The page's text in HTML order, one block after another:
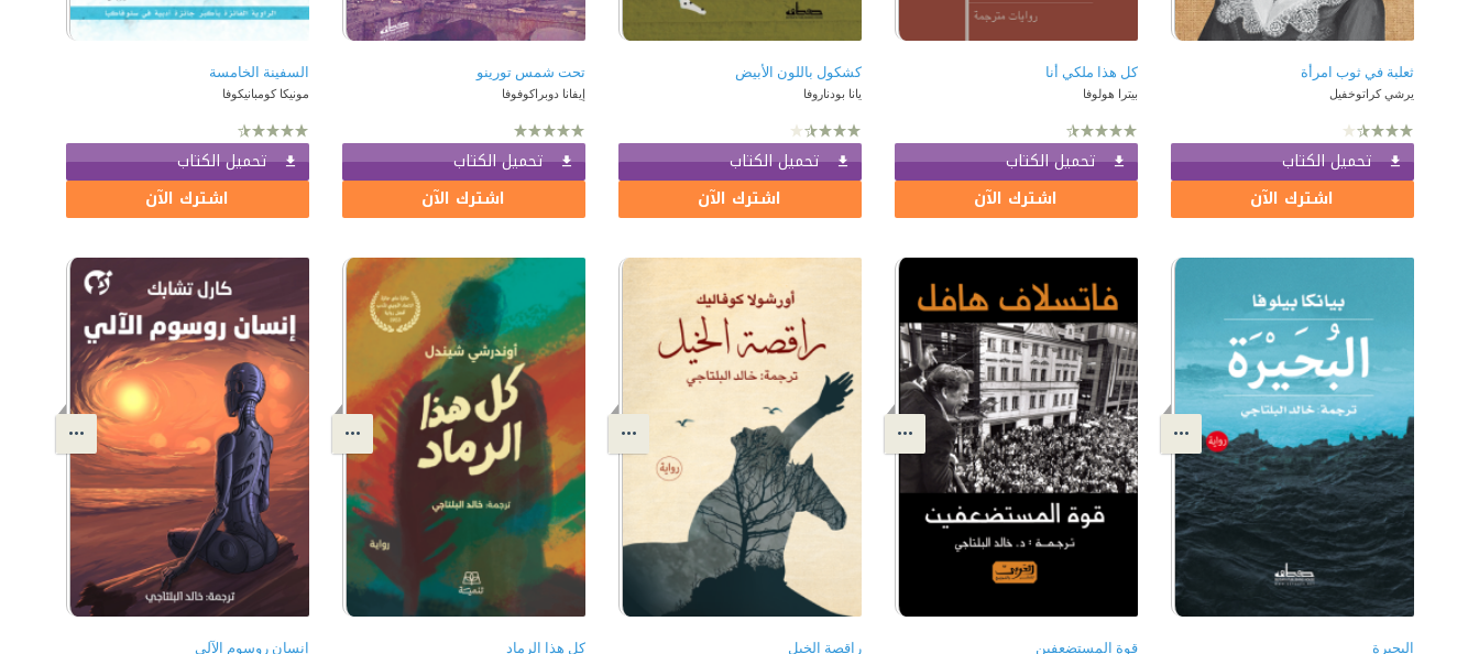
ثعلبة في ثوب امرأة
يرشي كراتوخفيل
تحميل الكتاب
اشترك الآن
كل هذا ملكي أنا
بيترا هولوفا
تحميل الكتاب
اشترك الآن
كشكول باللون الأبيض
يانا بودناروفا
تحميل الكتاب
اشترك الآن
تحت شمس تورينو
إيفانا دوبراكوفوفا
تحميل الكتاب
اشترك الآن
السفينة الخامسة
مونيكا كومبانيكوفا
تحميل الكتاب
اشترك الآن
البحيرة قوة المستضعفين راقصة الخيل كل هذا الرماد إنسان روسوم الآلي